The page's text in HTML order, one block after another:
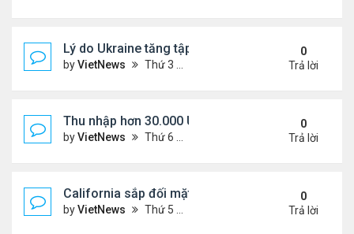
Lý do Ukraine tăng tập kích hạ tầng dầu mỏ Nga
byVietNews Thứ 3 Tháng 8 26, 2025 5:25 pm
0
Trả lời
Thu nhập hơn 30.000 USD mỗi tháng mới đủ trả
byVietNews Thứ 6 Tháng 8 22, 2025 3:47 pm
0
Trả lời
California sắp đối mặt đợt nắng nóng hơn 43 độ C
byVietNews Thứ 5 Tháng 8 21, 2025 4:58 pm
0
Trả lời